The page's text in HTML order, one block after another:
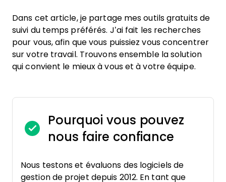
Dans cet article, je partage mes outils gratuits de
suivi du temps préférés. J’ai fait les recherches
pour vous, afin que vous puissiez vous concentrer
sur votre travail. Trouvons ensemble la solution
qui convient le mieux à vous et à votre équipe.
Pourquoi vous pouvez
nous faire confiance
Nous testons et évaluons des logiciels de
gestion de projet depuis 2012. En tant que